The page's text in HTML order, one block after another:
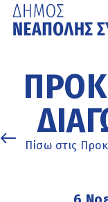
κυρίως
περιεχόμενο
Πίσω στις